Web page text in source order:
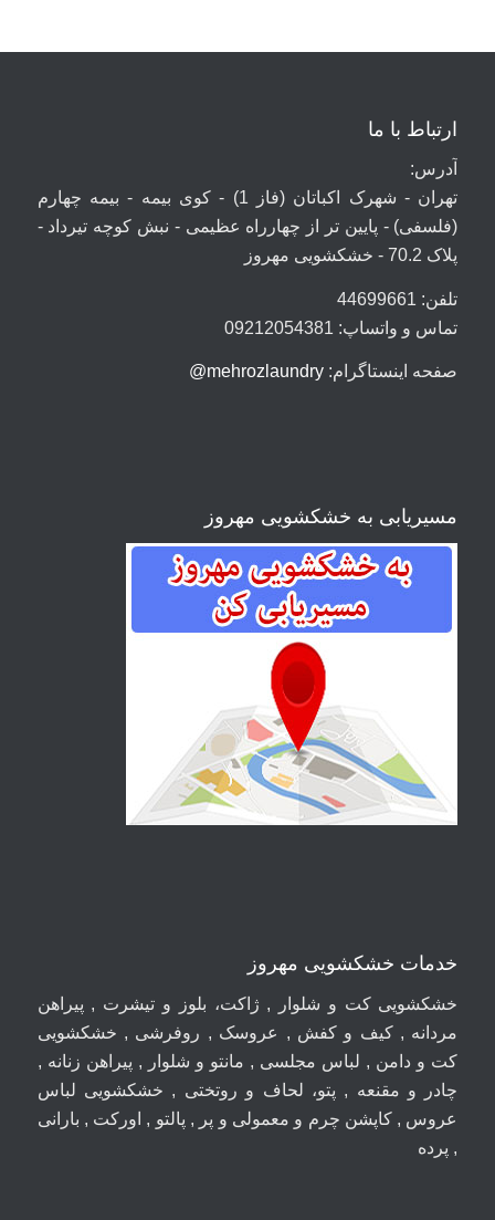
ارتباط با ما
آدرس:
تهران - شهرک اکباتان (فاز 1) - کوی بیمه - بیمه چهارم
(فلسفی) - پایین تر از چهارراه عظیمی - نبش کوچه تیرداد -
پلاک 70.2 - خشکشویی مهروز
تلفن: 44699661
تماس و واتساپ: 09212054381
صفحه اینستاگرام: mehrozlaundry@
مسیریابی به خشکشویی مهروز
خدمات خشکشویی مهروز
خشکشویی کت و شلوار , ژاکت، بلوز و تیشرت , پیراهن
مردانه , کیف و کفش , عروسک , روفرشی , خشکشویی
کت و دامن , لباس مجلسی , مانتو و شلوار , پیراهن زنانه ,
چادر و مقنعه , پتو، لحاف و روتختی , خشکشویی لباس
عروس , کاپشن چرم و معمولی و پر , پالتو , اورکت , بارانی
, پرده